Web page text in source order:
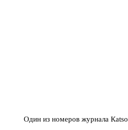
Один из номеров журнала Каtso